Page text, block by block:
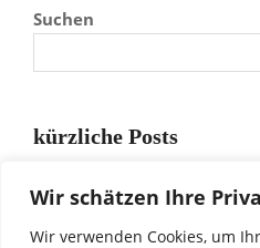
Wir schätzen Ihre
Wir verwenden Cookies, um
Suchen
kürzliche Posts
Meine Erfahrungen mit
Mein Online-